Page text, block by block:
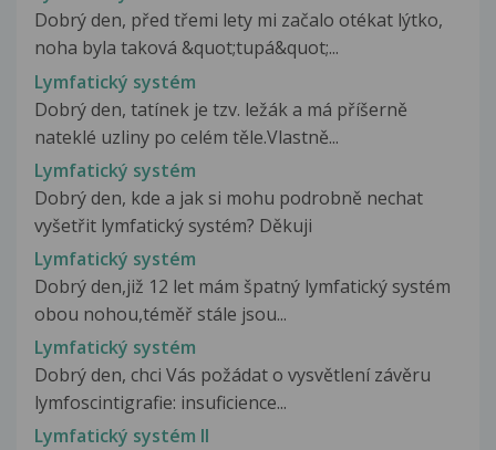
Dobrý den, před třemi lety mi začalo otékat lýtko,
noha byla taková &quot;tupá&quot;...
Lymfatický systém
Dobrý den, tatínek je tzv. ležák a má příšerně
nateklé uzliny po celém těle.Vlastně...
Lymfatický systém
Dobrý den, kde a jak si mohu podrobně nechat
vyšetřit lymfatický systém? Děkuji
Lymfatický systém
Dobrý den,již 12 let mám špatný lymfatický systém
obou nohou,téměř stále jsou...
Lymfatický systém
Dobrý den, chci Vás požádat o vysvětlení závěru
lymfoscintigrafie: insuficience...
Lymfatický systém II